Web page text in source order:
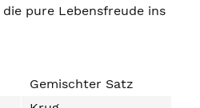
pure Lebensfreude ins
Gemischter Satz